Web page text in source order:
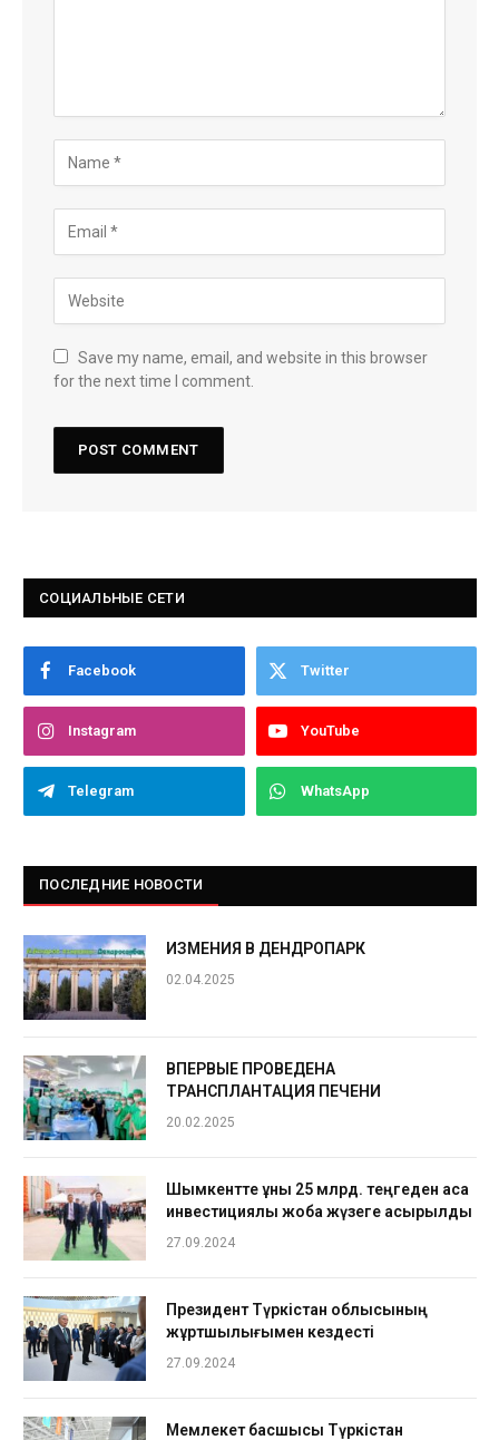
Save my name, email, and website in this browser
for the next time I comment.
СОЦИАЛЬНЫЕ СЕТИ
Facebook Twitter
Instagram YouTube
Telegram WhatsApp
ПОСЛЕДНИЕ НОВОСТИ
ИЗМЕНИЯ В ДЕНДРОПАРК
02.04.2025
ВПЕРВЫЕ ПРОВЕДЕНА
ТРАНСПЛАНТАЦИЯ ПЕЧЕНИ
20.02.2025
Шымкентте құны 25 млрд. теңгеден аса
инвестициялық жоба жүзеге асырылды
27.09.2024
Президент Түркістан облысының
жұртшылығымен кездесті
27.09.2024
Мемлекет басшысы Түркістан